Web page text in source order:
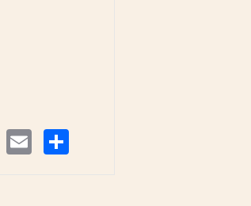
Twitter Email